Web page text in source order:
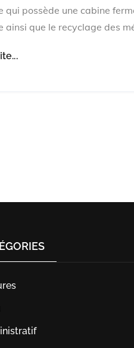
qui possède une cabine
ainsi que le recyclage des